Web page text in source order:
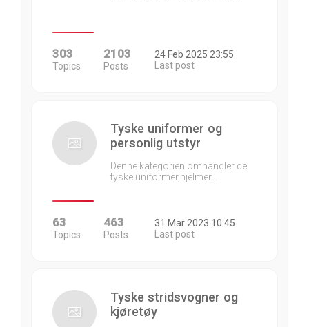
303
Topics
2103
Posts
24 Feb 2025 23:55
Last post
Tyske uniformer og
personlig utstyr
Denne kategorien omhandler de
tyske uniformer,hjelmer…
63
Topics
463
Posts
31 Mar 2023 10:45
Last post
Tyske stridsvogner og
kjøretøy